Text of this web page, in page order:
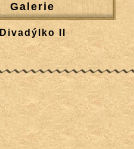
Galerie
Divadýlko II